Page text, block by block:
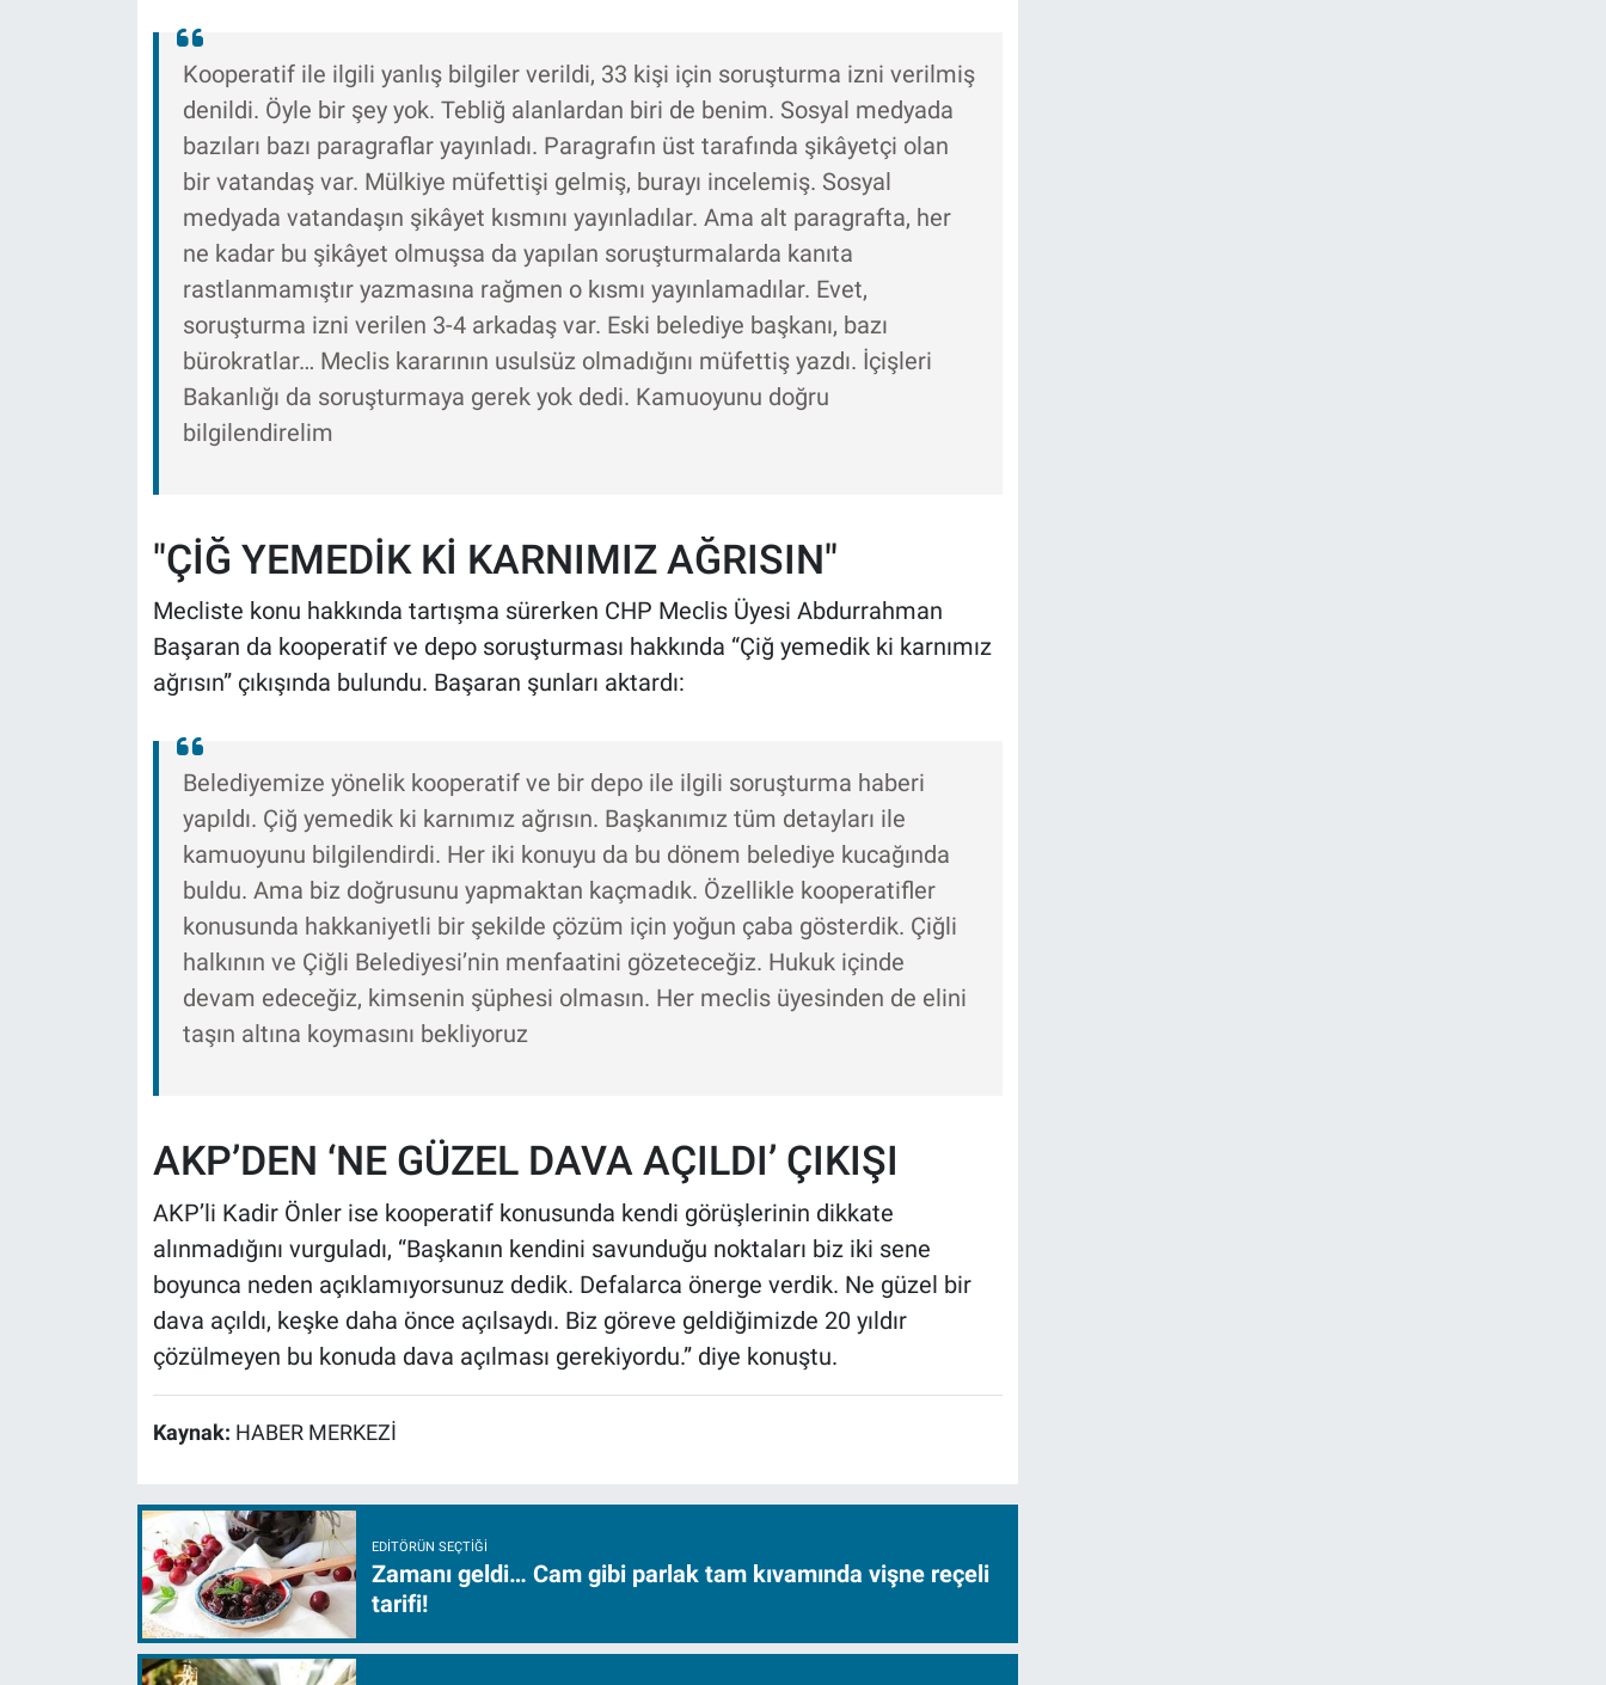
Kooperatif ile ilgili yanlış bilgiler verildi, 33 kişi için soruşturma izni verilmiş
denildi. Öyle bir şey yok. Tebliğ alanlardan biri de benim. Sosyal medyada
bazıları bazı paragraflar yayınladı. Paragrafın üst tarafında şikâyetçi olan
bir vatandaş var. Mülkiye müfettişi gelmiş, burayı incelemiş. Sosyal
medyada vatandaşın şikâyet kısmını yayınladılar. Ama alt paragrafta, her
ne kadar bu şikâyet olmuşsa da yapılan soruşturmalarda kanıta
rastlanmamıştır yazmasına rağmen o kısmı yayınlamadılar. Evet,
soruşturma izni verilen 3-4 arkadaş var. Eski belediye başkanı, bazı
bürokratlar… Meclis kararının usulsüz olmadığını müfettiş yazdı. İçişleri
Bakanlığı da soruşturmaya gerek yok dedi. Kamuoyunu doğru
bilgilendirelim
"ÇİĞ YEMEDİK Kİ KARNIMIZ AĞRISIN"
Mecliste konu hakkında tartışma sürerken CHP Meclis Üyesi Abdurrahman
Başaran da kooperatif ve depo soruşturması hakkında “Çiğ yemedik ki karnımız
ağrısın” çıkışında bulundu. Başaran şunları aktardı:
Belediyemize yönelik kooperatif ve bir depo ile ilgili soruşturma haberi
yapıldı. Çiğ yemedik ki karnımız ağrısın. Başkanımız tüm detayları ile
kamuoyunu bilgilendirdi. Her iki konuyu da bu dönem belediye kucağında
buldu. Ama biz doğrusunu yapmaktan kaçmadık. Özellikle kooperatifler
konusunda hakkaniyetli bir şekilde çözüm için yoğun çaba gösterdik. Çiğli
halkının ve Çiğli Belediyesi’nin menfaatini gözeteceğiz. Hukuk içinde
devam edeceğiz, kimsenin şüphesi olmasın. Her meclis üyesinden de elini
taşın altına koymasını bekliyoruz
AKP’DEN ‘NE GÜZEL DAVA AÇILDI’ ÇIKIŞI
AKP’li Kadir Önler ise kooperatif konusunda kendi görüşlerinin dikkate
alınmadığını vurguladı, “Başkanın kendini savunduğu noktaları biz iki sene
boyunca neden açıklamıyorsunuz dedik. Defalarca önerge verdik. Ne güzel bir
dava açıldı, keşke daha önce açılsaydı. Biz göreve geldiğimizde 20 yıldır
çözülmeyen bu konuda dava açılması gerekiyordu.” diye konuştu.
Kaynak: HABER MERKEZİ
EDITÖRÜN SEÇTIĞI
Zamanı geldi… Cam gibi parlak tam kıvamında vişne reçeli
tarifi!